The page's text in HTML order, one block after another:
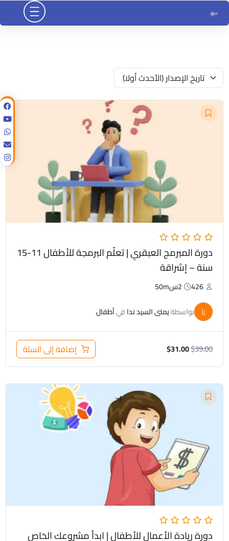
تخطي
المحتوى
تاريخ الإصدار (الأحدث أولا)
دورة المبرمج العبقري | تعلّم البرمجة للأطفال 11-15
سنة – إشراقة
426
2س50m
يا بواسطةيمنى السيد ندافيأطفال
$39.00
$31.00
السعر
الحالي
إضافة إلى السلة
دورة ريادة الأعمال للأطفال | ابدأ مشروعك الخاص